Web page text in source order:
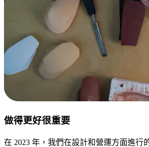
做得更好很重要
在 2023 年，我們在設計和營運方面進行